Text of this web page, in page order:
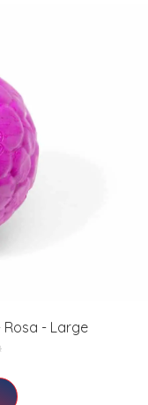
Rosa - Large